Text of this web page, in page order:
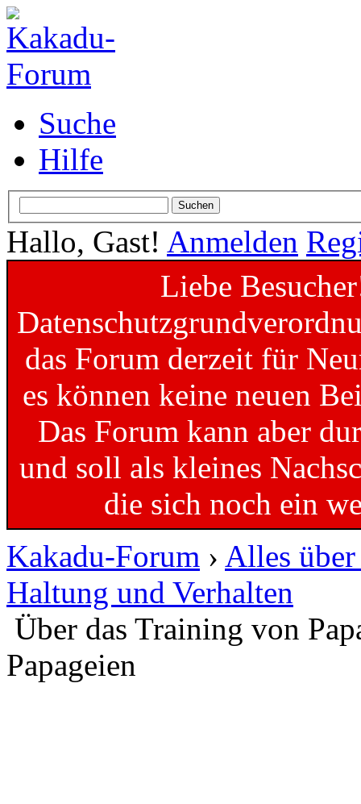
Suche
Hilfe
Hallo, Gast! Anmelden
Liebe
das Forum derzeit für
es können keine neuen
Das Forum kann aber
und soll als kleines
die sich noch ein
Kakadu-Forum › Alles
Haltung und Verhalten
Über das Training von
Papageien